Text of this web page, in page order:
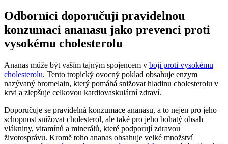
Odborníci doporučují pravidelnou
konzumaci ananasu jako prevenci proti
vysokému cholesterolu
Ananas může být vaším tajným spojencem v boji proti vysokému
cholesterolu. Tento tropický ovocný poklad obsahuje enzym
nazývaný bromelain, který pomáhá snižovat hladinu cholesterolu v
krvi a zlepšuje celkovou kardiovaskulární zdraví.
Doporučuje se pravidelná konzumace ananasu, a to nejen pro jeho
schopnost snižovat cholesterol, ale také pro jeho bohatý obsah
vlákniny, vitamínů a minerálů, které podporují zdravou
životosprávu. Kromě toho ananas obsahuje velké množství